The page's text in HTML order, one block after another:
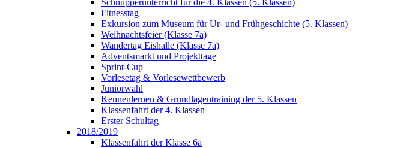
Fitnesstag
Exkursion zum Museum für Ur- und Frühgeschichte (5. Klassen)
Weihnachtsfeier (Klasse 7a)
Wandertag Eishalle (Klasse 7a)
Adventsmarkt und Projekttage
Sprint-Cup
Vorlesetag & Vorlesewettbewerb
Juniorwahl
Kennenlernen & Grundlagentraining der 5. Klassen
Klassenfahrt der 4. Klassen
Erster Schultag
2018/2019
Klassenfahrt der Klasse 6a